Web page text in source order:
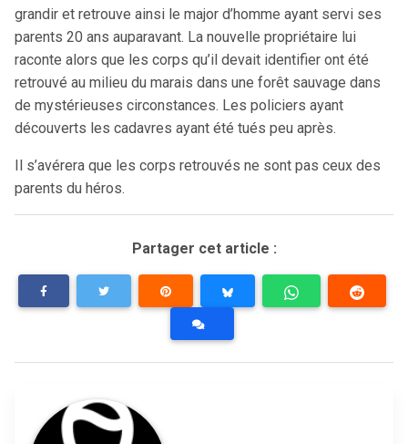
grandir et retrouve ainsi le major d’homme ayant servi ses
parents 20 ans auparavant. La nouvelle propriétaire lui
raconte alors que les corps qu’il devait identifier ont été
retrouvé au milieu du marais dans une forêt sauvage dans
de mystérieuses circonstances. Les policiers ayant
découverts les cadavres ayant été tués peu après.
Il s’avérera que les corps retrouvés ne sont pas ceux des
parents du héros.
Partager cet article :